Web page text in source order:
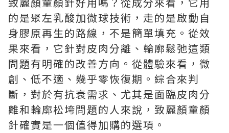
的是聚左乳酸加微球技術，走的是啟動自
身膠原再生的路線，不是簡單填充。從效
果來看，它針對皮肉分離、輪廓鬆弛這類
問題有明確的改善方向。從體驗來看，微
創、低不適、幾乎零恢復期。綜合來判
斷，對於有抗衰需求、尤其是面臨皮肉分
離和輪廓松垮問題的人來說，致麗顏童顏
針確實是一個值得加購的選項。